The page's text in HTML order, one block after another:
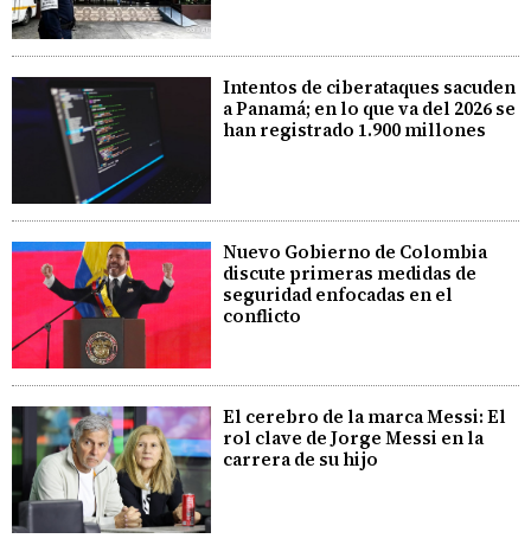
Intentos de ciberataques sacuden
a Panamá; en lo que va del 2026 se
han registrado 1.900 millones
Nuevo Gobierno de Colombia
discute primeras medidas de
seguridad enfocadas en el
conflicto
El cerebro de la marca Messi: El
rol clave de Jorge Messi en la
carrera de su hijo